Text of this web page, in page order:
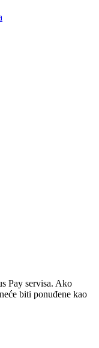
Pay servisa. Ako
biti ponuđene kao